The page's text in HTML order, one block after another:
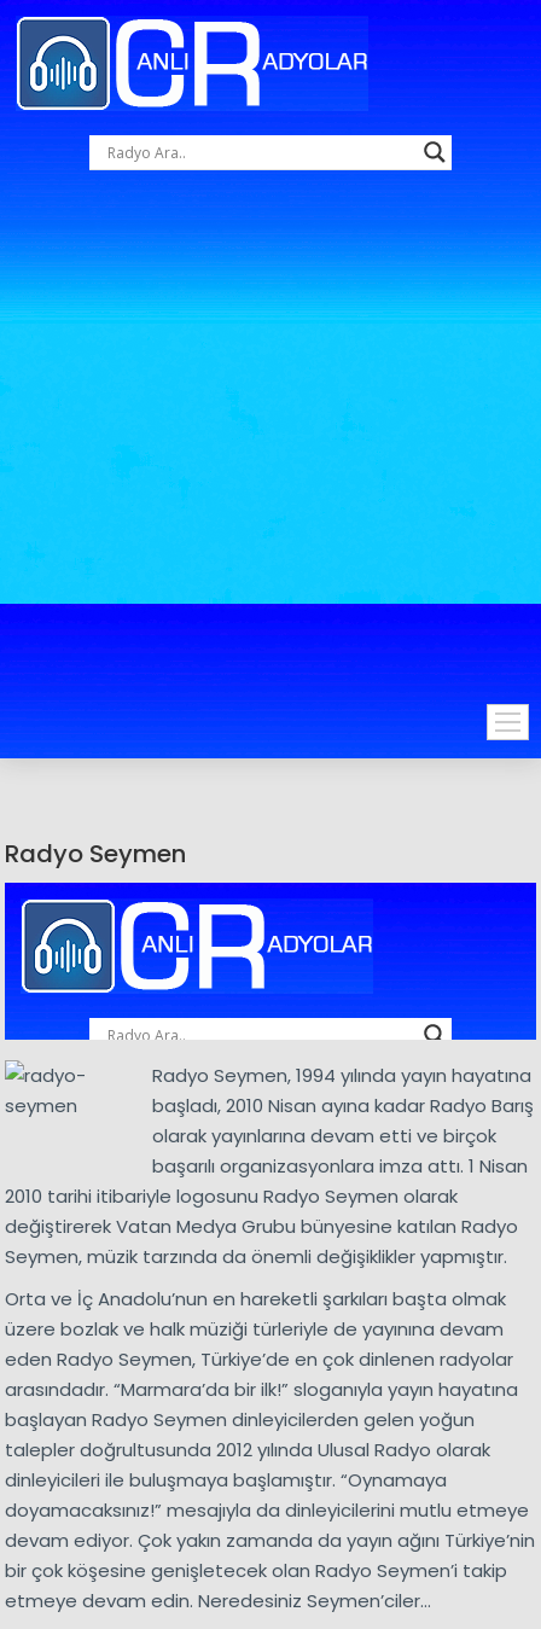
Radyo Seymen
Radyo Seymen, 1994 yılında yayın hayatına
başladı, 2010 Nisan ayına kadar Radyo Barış
olarak yayınlarına devam etti ve birçok
başarılı organizasyonlara imza attı. 1 Nisan
2010 tarihi itibariyle logosunu Radyo Seymen olarak
değiştirerek Vatan Medya Grubu bünyesine katılan Radyo
Seymen, müzik tarzında da önemli değişiklikler yapmıştır.
Orta ve İç Anadolu’nun en hareketli şarkıları başta olmak
üzere bozlak ve halk müziği türleriyle de yayınına devam
eden Radyo Seymen, Türkiye’de en çok dinlenen radyolar
arasındadır. “Marmara’da bir ilk!” sloganıyla yayın hayatına
başlayan Radyo Seymen dinleyicilerden gelen yoğun
talepler doğrultusunda 2012 yılında Ulusal Radyo olarak
dinleyicileri ile buluşmaya başlamıştır. “Oynamaya
doyamacaksınız!” mesajıyla da dinleyicilerini mutlu etmeye
devam ediyor. Çok yakın zamanda da yayın ağını Türkiye’nin
bir çok köşesine genişletecek olan Radyo Seymen’i takip
etmeye devam edin. Neredesiniz Seymen’ciler…